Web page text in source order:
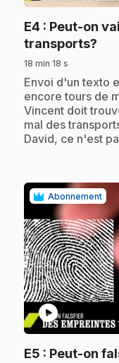
E4 : Peut-on
transports?
18 min 18 s
.Envoi d'un texto
encore tours de
Vincent doit
mal des
David, ce n'est
Abonnement
play_circle
E5 : Peut-on